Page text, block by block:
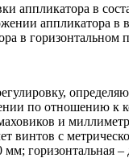
аппликатора в
аппликатора
в горизонтальном
по отношению к
и
винтов с
мм; горизонтальная